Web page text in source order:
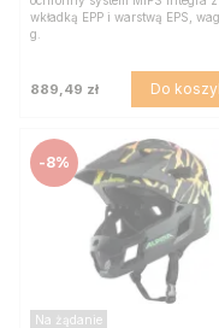
wkładką EPP i warstwą EPS,
g.
889,49 zł Do
-8%
Na żądanie